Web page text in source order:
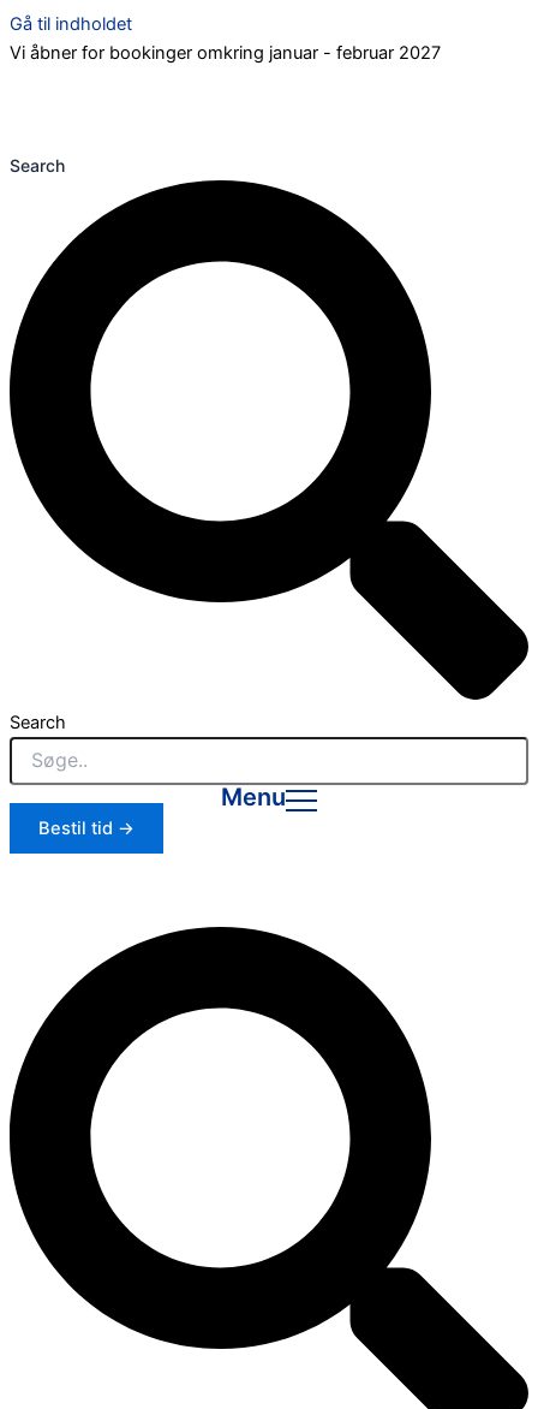
Gå til indholdet
Vi åbner for bookinger omkring januar - februar 2027
Search
Search
Menu
Bestil tid →